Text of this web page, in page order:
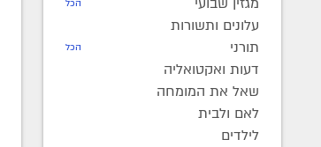
הכל
עלונים ותשורות
תורני
הכל
דעות ואקטואליה
שאל את המומחה
לאם ולבית
לילדים